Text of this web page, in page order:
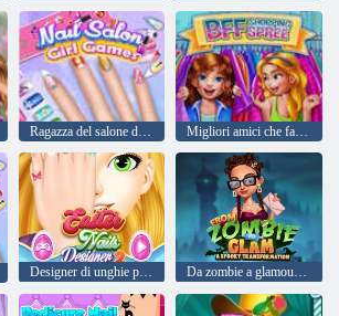
Ragazza del salone di bellezza
Designer di unghie pasquali 2 Da zombie a glamour e spettrale